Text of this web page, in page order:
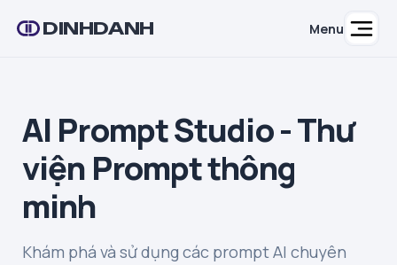
DINHDANH Menu
AI Prompt Studio - Thư
viện Prompt thông
minh
Khám phá và sử dụng các prompt AI chuyên